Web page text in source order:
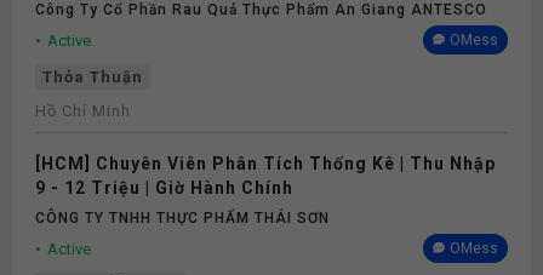
Bảo hiểm
Căn tin
Công Ty Cổ Phần Rau Quả Thực Phẩm An Giang ANTESCO
Active OMess
Thỏa Thuận
Hồ Chí Minh
[HCM] Chuyên Viên Phân Tích Thống Kê | Thu Nhập
9 - 12 Triệu | Giờ Hành Chính
CÔNG TY TNHH THỰC PHẨM THÁI SƠN
Active OMess